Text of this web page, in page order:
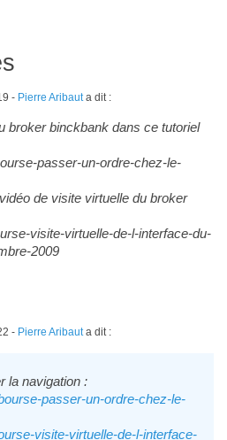
- Pierre Aribauta dit :
broker binckbank dans ce tutoriel
passer-un-ordre-chez-le-
de visite virtuelle du broker
visite-virtuelle-de-l-interface-du-
2009
- Pierre Aribauta dit :
la navigation :
passer-un-ordre-chez-le-
visite-virtuelle-de-l-interface-